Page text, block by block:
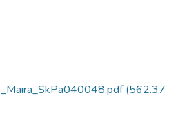
(562.37